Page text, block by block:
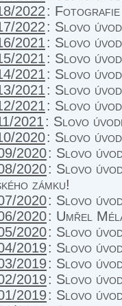
2022: Fotografie
2022: Slovo
2021: Slovo
2021: Slovo
2021: Slovo
2021: Slovo
2021: Slovo
2021: Slovo
2020: Slovo
2020: Slovo
2020: Slovo
zámku!
2020: Slovo
2020: Umřel
2020: Slovo
2019: Slovo
2019: Slovo
2019: Slovo
2019: Slovo